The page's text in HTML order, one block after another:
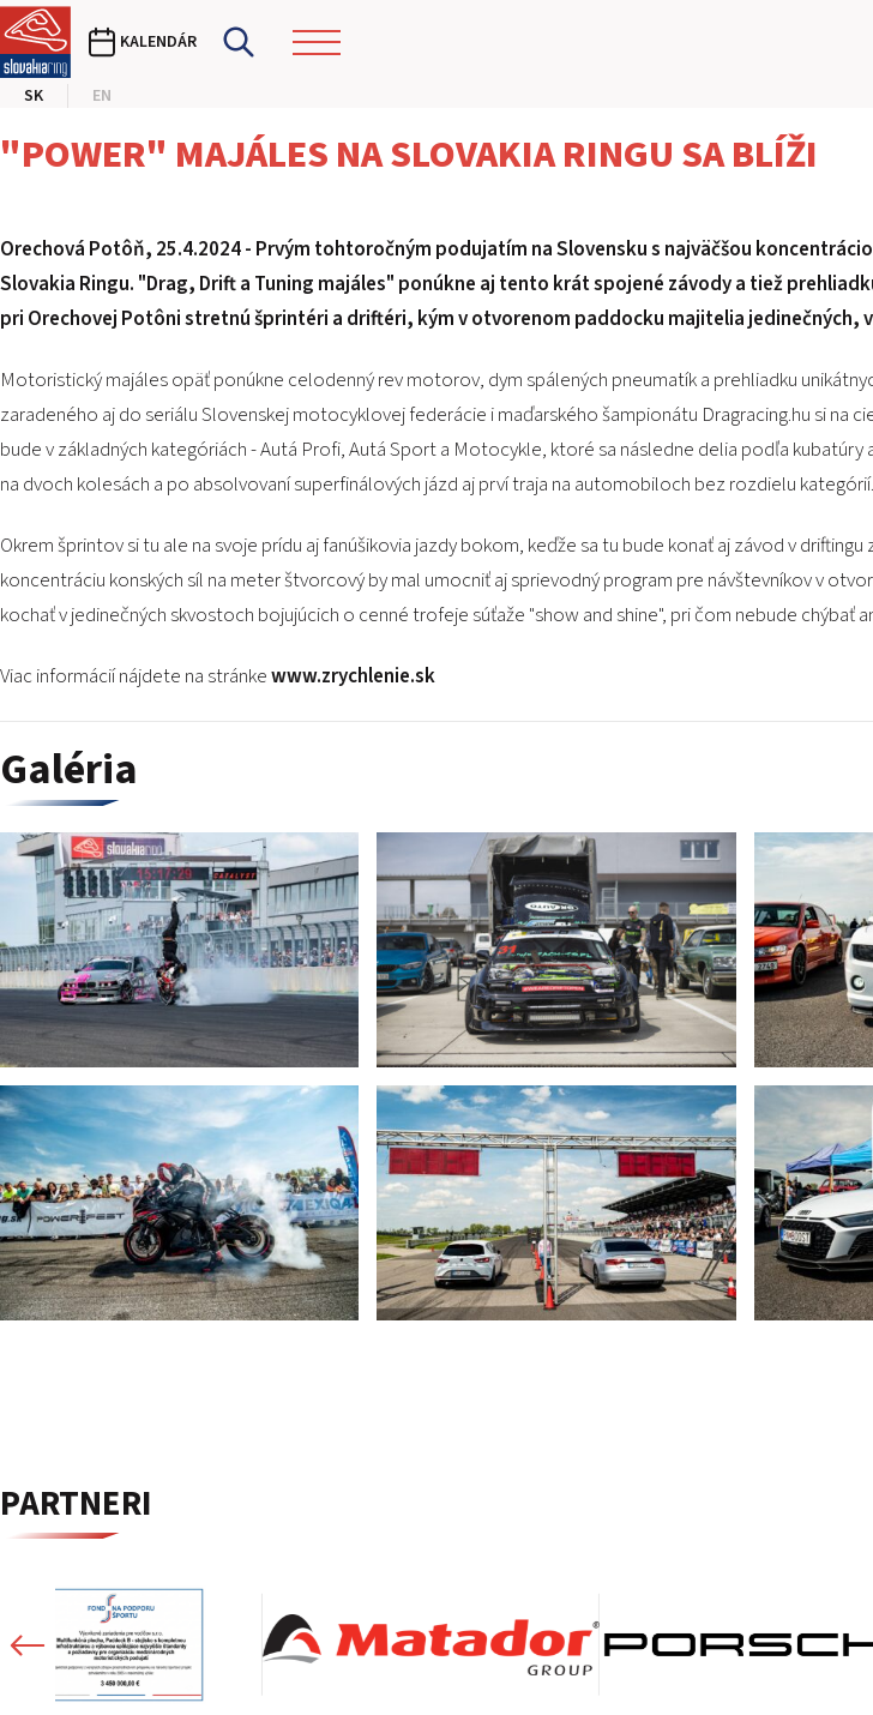
KALENDÁR
SK EN
"POWER" MAJÁLES NA SLOVAKIA RINGU SA BLÍŽI
Orechová Potôň, 25.4.2024 - Prvým tohtoročným podujatím na Slovensku s najväčšou
Slovakia Ringu. "Drag, Drift a Tuning majáles" ponúkne aj tento krát spojené závody a tiež
pri Orechovej Potôni stretnú šprintéri a driftéri, kým v otvorenom paddocku majitelia jedinečných,
Motoristický majáles opäť ponúkne celodenný rev motorov, dym spálených pneumatík a prehliadku
zaradeného aj do seriálu Slovenskej motocyklovej federácie i maďarského šampionátu Dragracing.hu si na
bude v základných kategóriách - Autá Profi, Autá Sport a Motocykle, ktoré sa následne delia podľa
na dvoch kolesách a po absolvovaní superfinálových jázd aj prví traja na automobiloch bez rozdielu kategórií.
Okrem šprintov si tu ale na svoje prídu aj fanúšikovia jazdy bokom, keďže sa tu bude konať aj závod v
koncentráciu konských síl na meter štvorcový by mal umocniť aj sprievodný program pre návštevníkov v
kochať v jedinečných skvostoch bojujúcich o cenné trofeje súťaže "show and shine", pri čom nebude chýbať
Viac informácií nájdete na stránkewww.zrychlenie.sk
Galéria
PARTNERI